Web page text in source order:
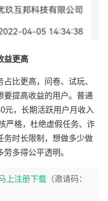
益更高
比更高，问卷、试玩、
要提高收益的用户。普通
元，长期活跃用户月收入
严格，杜绝虚假任务、诈
务时长限制，想做多少做
多得公平透明。
上注册下载（邀请码：